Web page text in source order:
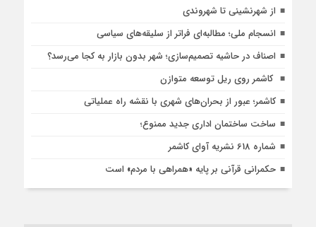
از شهرنشینی تا شهروندی
انسجام ملی؛ مطالبه‌ای فراتر از سلیقه‌های سیاسی
اصناف در حاشیه تصمیم‌سازی؛ شهر بدون بازار به کجا می‌رسد؟
کاشمر روی ریل توسعه متوازن
کاشمر؛ عبور از بحران‌های شهری با نقشه راه عملیاتی
ساخت ساختمان اداری جدید ممنوع؛
شماره 618 نشریه آوای کاشمر
حکمرانی قرآنی بر پایه «همراهی با مردم» است